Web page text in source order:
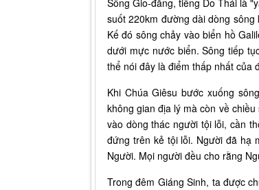
Sông Gio-đăng, tiếng Do Thái là
suốt 220km đường dài dòng
Kế đó sông chảy vào biển hồ
dưới mực nước biển. Sông tiếp
thể nói đây là điểm thấp nhất của
Khi Chúa Giêsu bước xuống
không gian địa lý mà còn về
vào dòng thác người tội lỗi, cần
đứng trên kẻ tội lỗi. Người đã hạ
Người. Mọi người đều cho rằng
Trong đêm Giáng Sinh, ta được